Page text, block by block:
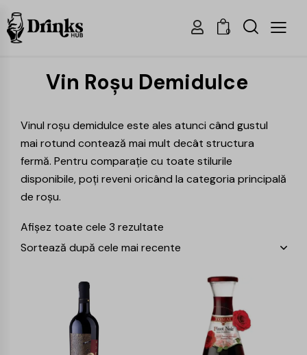
0
Vin Roșu Demidulce
Vinul roșu demidulce este ales atunci când gustul
mai rotund contează mai mult decât structura
fermă. Pentru comparație cu toate stilurile
disponibile, poți reveni oricând la categoria principală
de roșu.
Afișez toate cele 3 rezultate